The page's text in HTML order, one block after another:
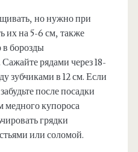
но нужно при
их на 5-6 см, также
в борозды
рядами через 18-
зубчиками в 12 см. Если
после посадки
медного купороса
грядки
или соломой.